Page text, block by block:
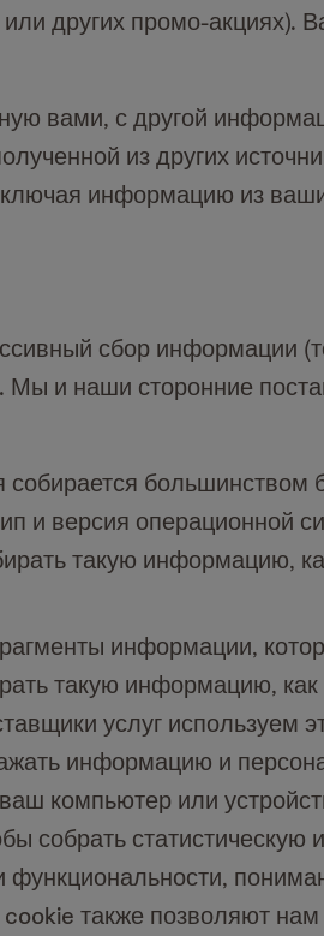
других промо-
вами, с другой
из других
информацию из
сбор информации
Мы и наши сторонние
большинством
и версия операционной
такую информацию,
информации,
такую информацию,
услуг используем
информацию и
компьютер или
собрать
также позволяют